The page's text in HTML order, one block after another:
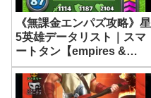
《無課金エンパズ攻略》星
5英雄データリスト｜スマ
ートタン【empires &
puzzles】